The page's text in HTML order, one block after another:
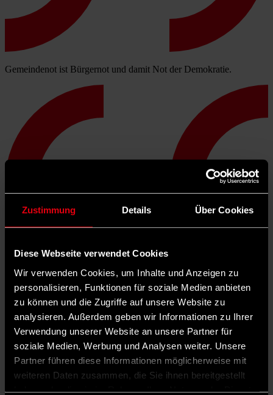
Zustimmung Details Über Cookies
Diese Webseite verwendet Cookies
Wir verwenden Cookies, um Inhalte und Anzeigen zu
personalisieren, Funktionen für soziale Medien anbieten
zu können und die Zugriffe auf unsere Website zu
analysieren. Außerdem geben wir Informationen zu Ihrer
Verwendung unserer Website an unsere Partner für
soziale Medien, Werbung und Analysen weiter. Unsere
Partner führen diese Informationen möglicherweise mit
weiteren Daten zusammen, die Sie ihnen bereitgestellt
Gemeindenot ist Bürgernot und damit Not der Demokratie.
in DEMO-Heft 10/1969
Jana Schulze/vorwärts
Polis - der Kommunalpolitik-Podcast
Folge 5: Schrottimmobilien in Gelsenkirchen:
Vermietet, versteigert – abgerissen?